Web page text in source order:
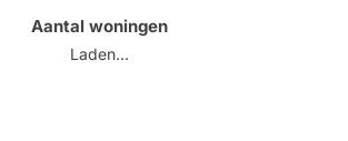
Aantal woningen
Laden...